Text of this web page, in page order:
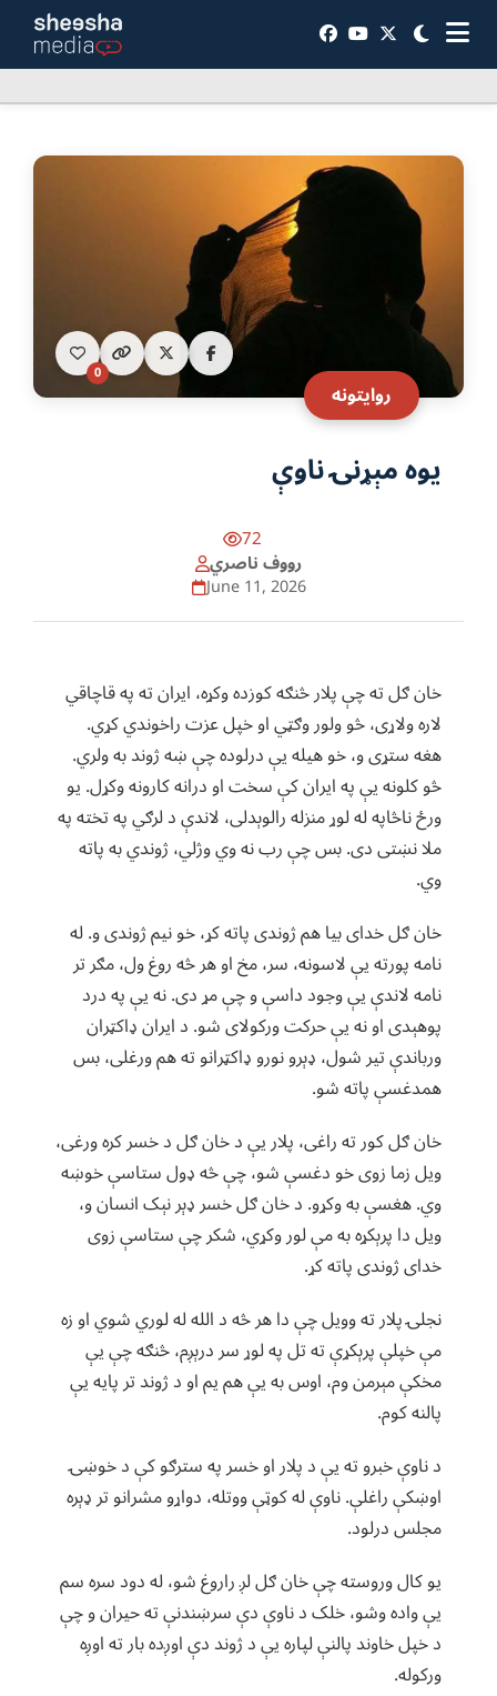
روایتونه
0
یوه مېړنۍ ناوې
72
رووف ناصري
June 11, 2026
خان ګل ته چې پلار څنګه کوزده وکړه، ایران ته په قاچاقي
لاره ولاړی، څو ولور وګټي او خپل عزت راخوندي کړي.
هغه ستړی و، خو هیله یې درلوده چې ښه ژوند به ولري.
څو کلونه یې په ایران کې سخت او درانه کارونه وکړل. یو
ورځ ناڅاپه له لوړ منزله رالوېدلی، لاندې د لرګي په تخته په
ملا نښتی دی. بس چې رب نه وي وژلي، ژوندي به پاته
وي.
خان ګل خدای بیا هم ژوندی پاته کړ، خو نیم ژوندی و. له
نامه پورته یې لاسونه، سر، مخ او هر څه روغ ول، مګر تر
نامه لاندې یې وجود داسې و چې مړ دی. نه یې په درد
پوهېدی او نه یې حرکت ورکولای شو. د ایران ډاکټران
ورباندې تیر شول، ډېرو نورو ډاکټرانو ته هم ورغلی، بس
همدغسې پاته شو.
خان ګل کور ته راغی، پلار یې د خان ګل د خسر کره ورغی،
ویل زما زوی خو دغسې شو، چې څه ډول ستاسې خوښه
وي. هغسې به وکړو. د خان ګل خسر ډېر نېک انسان و،
ویل دا پرېکړه به مې لور وکړي، شکر چې ستاسې زوی
خدای ژوندی پاته کړ.
نجلۍ پلار ته وویل چې دا هر څه د الله له لوري شوي او زه
مې خپلې پرېکړې ته تل په لوړ سر درېږم، څنګه چې یې
مخکې مېرمن وم، اوس به یې هم یم او د ژوند تر پایه یې
پالنه کوم.
د ناوې خبرو ته یې د پلار او خسر په سترګو کې د خوښۍ
اوښکې راغلې. ناوې له کوټې ووتله، دواړو مشرانو تر ډېره
مجلس درلود.
یو کال وروسته چې خان ګل لږ راروغ شو، له دود سره سم
یې واده وشو، خلک د ناوې دې سرښندنې ته حیران و چې
د خپل خاوند پالنې لپاره یې د ژوند دې اوږده بار ته اوږه
ورکوله.